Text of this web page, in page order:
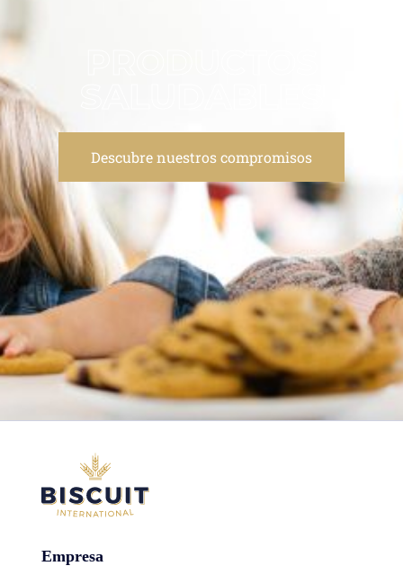
Descubre nuestros compromisos
Empresa